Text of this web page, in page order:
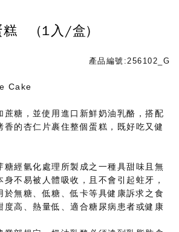
糕 (1入/盒)
產品編號:256102_G
Cake
蔗糖，並使用進口新鮮奶油乳酪，搭配
香的杏仁片裹住整個蛋糕，既好吃又健
糖經氫化處理所製成之一種具甜味且無
不易被人體吸收，且不會引起蛀牙，
於無糖、低糖、低卡等具健康訴求之食
度高、熱量低、適合糖尿病患者或健康